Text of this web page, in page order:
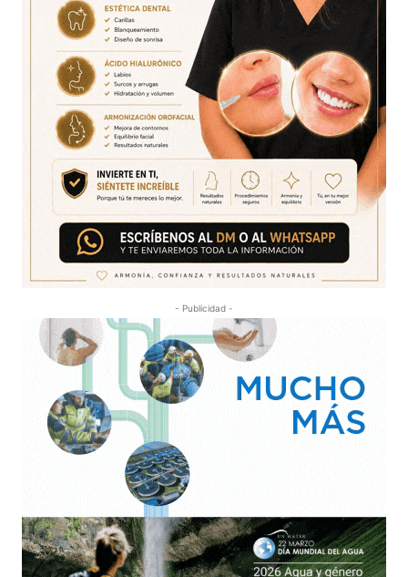
- Publicidad -